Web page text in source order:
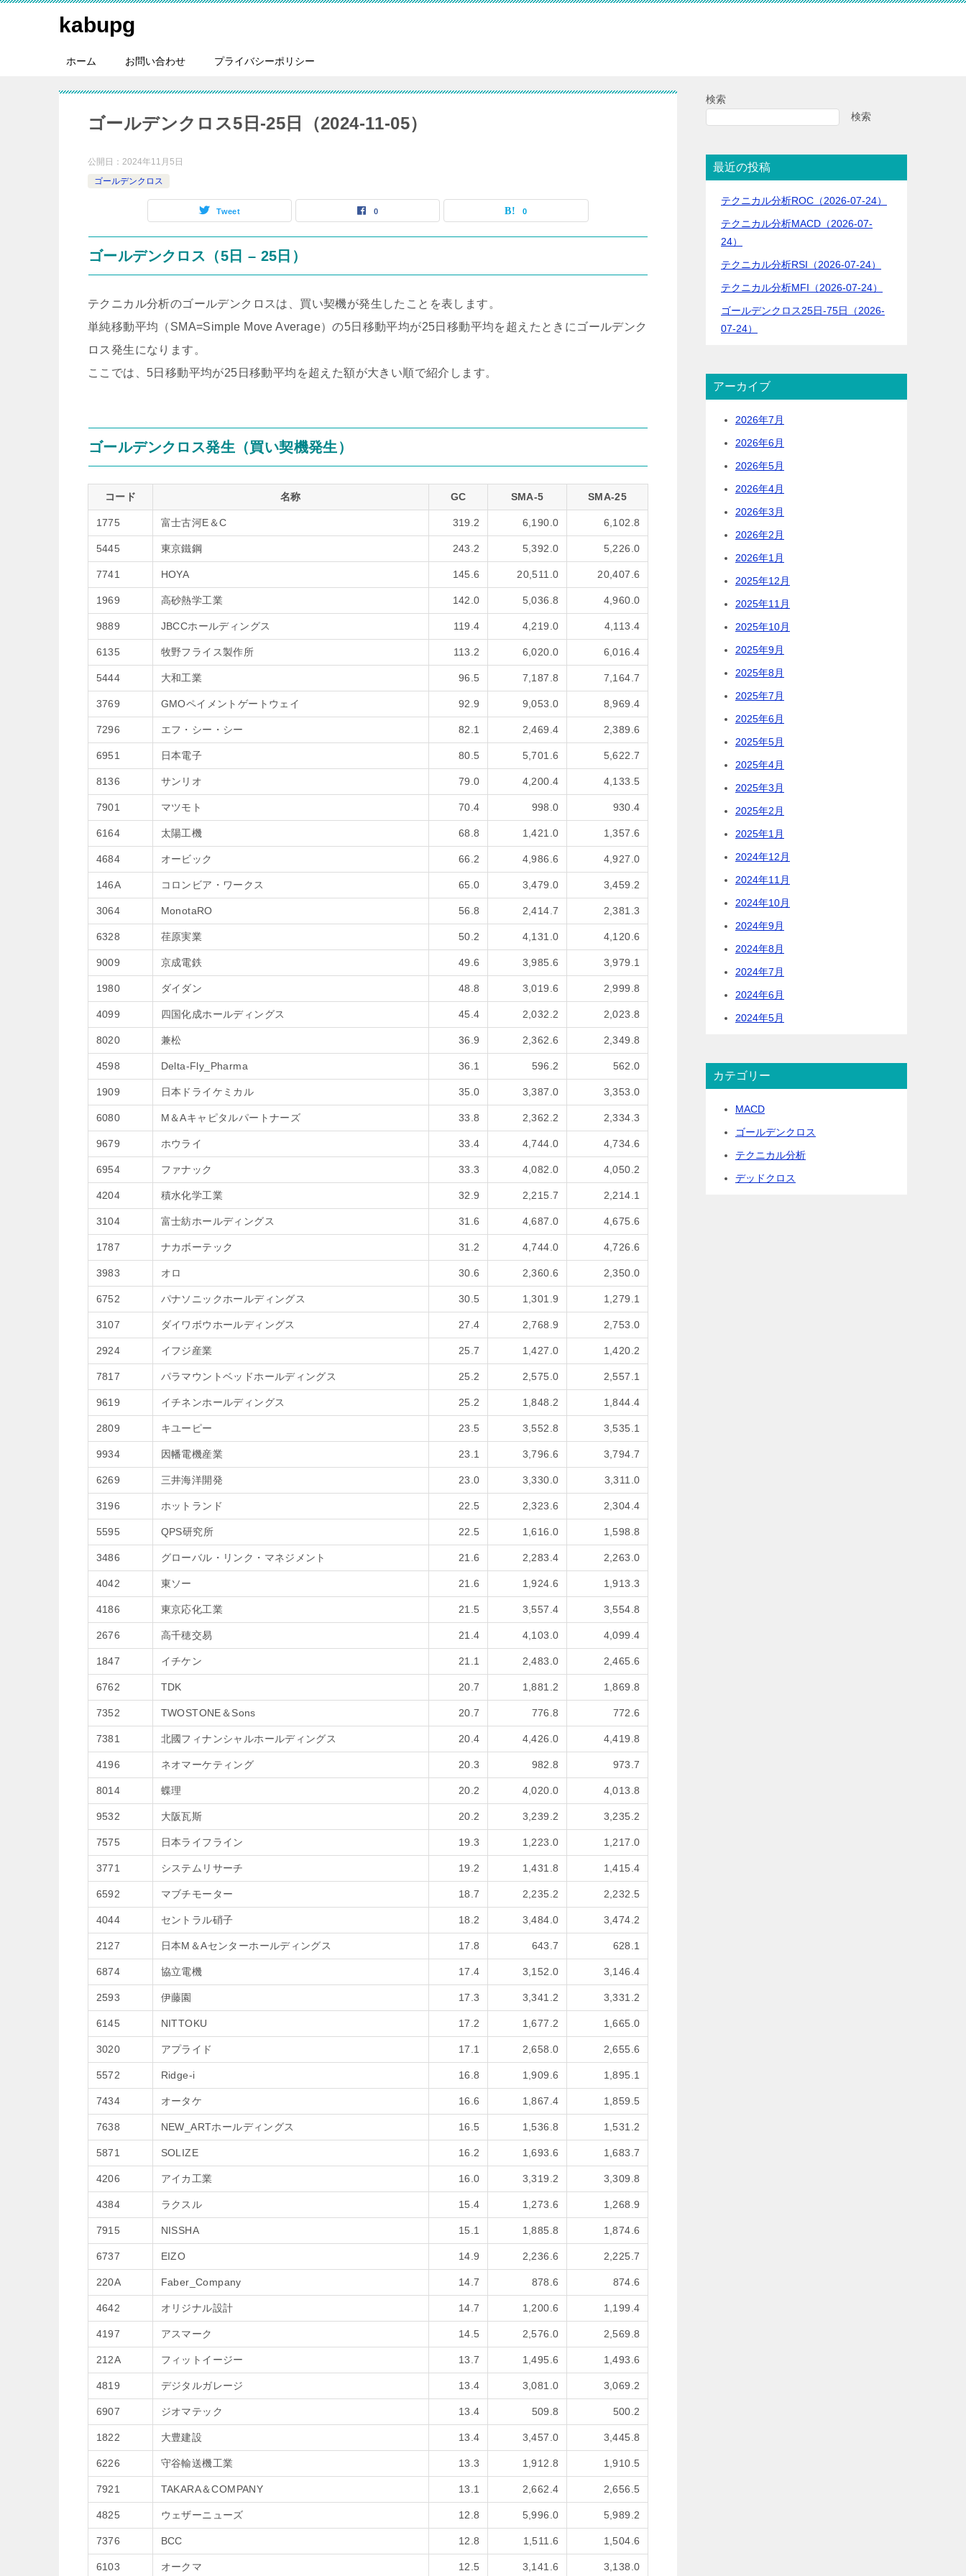
kabupg
ホーム お問い合わせ プライバシーポリシー
ゴールデンクロス5日-25日（2024-11-05）
公開日： 2024年11月5日
ゴールデンクロス
Tweet 0 0
ゴールデンクロス（5日 – 25日）
テクニカル分析のゴールデンクロスは、買い契機が発生したことを表します。
単純移動平均（SMA=Simple Move Average）の5日移動平均が25日移動平均を超えたときにゴールデンク
ロス発生になります。
ここでは、5日移動平均が25日移動平均を超えた額が大きい順で紹介します。
ゴールデンクロス発生（買い契機発生）
コード 名称 GC SMA-5 SMA-25
1775 富士古河E＆C 319.2 6,190.0 6,102.8
5445 東京鐵鋼 243.2 5,392.0 5,226.0
7741 HOYA 145.6 20,511.0 20,407.6
1969 高砂熱学工業 142.0 5,036.8 4,960.0
9889 JBCCホールディングス 119.4 4,219.0 4,113.4
6135 牧野フライス製作所 113.2 6,020.0 6,016.4
5444 大和工業 96.5 7,187.8 7,164.7
3769 GMOペイメントゲートウェイ 92.9 9,053.0 8,969.4
7296 エフ・シー・シー 82.1 2,469.4 2,389.6
6951 日本電子 80.5 5,701.6 5,622.7
8136 サンリオ 79.0 4,200.4 4,133.5
7901 マツモト 70.4 998.0 930.4
6164 太陽工機 68.8 1,421.0 1,357.6
4684 オービック 66.2 4,986.6 4,927.0
146A コロンビア・ワークス 65.0 3,479.0 3,459.2
3064 MonotaRO 56.8 2,414.7 2,381.3
6328 荏原実業 50.2 4,131.0 4,120.6
9009 京成電鉄 49.6 3,985.6 3,979.1
1980 ダイダン 48.8 3,019.6 2,999.8
4099 四国化成ホールディングス 45.4 2,032.2 2,023.8
8020 兼松 36.9 2,362.6 2,349.8
4598 Delta-Fly_Pharma 36.1 596.2 562.0
1909 日本ドライケミカル 35.0 3,387.0 3,353.0
6080 M＆Aキャピタルパートナーズ 33.8 2,362.2 2,334.3
9679 ホウライ 33.4 4,744.0 4,734.6
6954 ファナック 33.3 4,082.0 4,050.2
4204 積水化学工業 32.9 2,215.7 2,214.1
3104 富士紡ホールディングス 31.6 4,687.0 4,675.6
1787 ナカボーテック 31.2 4,744.0 4,726.6
3983 オロ 30.6 2,360.6 2,350.0
6752 パナソニックホールディングス 30.5 1,301.9 1,279.1
3107 ダイワボウホールディングス 27.4 2,768.9 2,753.0
2924 イフジ産業 25.7 1,427.0 1,420.2
7817 パラマウントベッドホールディングス 25.2 2,575.0 2,557.1
9619 イチネンホールディングス 25.2 1,848.2 1,844.4
2809 キユーピー 23.5 3,552.8 3,535.1
9934 因幡電機産業 23.1 3,796.6 3,794.7
6269 三井海洋開発 23.0 3,330.0 3,311.0
3196 ホットランド 22.5 2,323.6 2,304.4
5595 QPS研究所 22.5 1,616.0 1,598.8
3486 グローバル・リンク・マネジメント 21.6 2,283.4 2,263.0
4042 東ソー 21.6 1,924.6 1,913.3
4186 東京応化工業 21.5 3,557.4 3,554.8
2676 高千穂交易 21.4 4,103.0 4,099.4
1847 イチケン 21.1 2,483.0 2,465.6
6762 TDK 20.7 1,881.2 1,869.8
7352 TWOSTONE＆Sons 20.7 776.8 772.6
7381 北國フィナンシャルホールディングス 20.4 4,426.0 4,419.8
4196 ネオマーケティング 20.3 982.8 973.7
8014 蝶理 20.2 4,020.0 4,013.8
9532 大阪瓦斯 20.2 3,239.2 3,235.2
7575 日本ライフライン 19.3 1,223.0 1,217.0
3771 システムリサーチ 19.2 1,431.8 1,415.4
6592 マブチモーター 18.7 2,235.2 2,232.5
4044 セントラル硝子 18.2 3,484.0 3,474.2
2127 日本M＆Aセンターホールディングス 17.8 643.7 628.1
6874 協立電機 17.4 3,152.0 3,146.4
2593 伊藤園 17.3 3,341.2 3,331.2
6145 NITTOKU 17.2 1,677.2 1,665.0
3020 アプライド 17.1 2,658.0 2,655.6
5572 Ridge-i 16.8 1,909.6 1,895.1
7434 オータケ 16.6 1,867.4 1,859.5
7638 NEW_ARTホールディングス 16.5 1,536.8 1,531.2
5871 SOLIZE 16.2 1,693.6 1,683.7
4206 アイカ工業 16.0 3,319.2 3,309.8
4384 ラクスル 15.4 1,273.6 1,268.9
7915 NISSHA 15.1 1,885.8 1,874.6
6737 EIZO 14.9 2,236.6 2,225.7
220A Faber_Company 14.7 878.6 874.6
4642 オリジナル設計 14.7 1,200.6 1,199.4
4197 アスマーク 14.5 2,576.0 2,569.8
212A フィットイージー 13.7 1,495.6 1,493.6
4819 デジタルガレージ 13.4 3,081.0 3,069.2
6907 ジオマテック 13.4 509.8 500.2
1822 大豊建設 13.4 3,457.0 3,445.8
6226 守谷輸送機工業 13.3 1,912.8 1,910.5
7921 TAKARA＆COMPANY 13.1 2,662.4 2,656.5
4825 ウェザーニューズ 12.8 5,996.0 5,989.2
7376 BCC 12.8 1,511.6 1,504.6
6103 オークマ 12.5 3,141.6 3,138.0
検索
検索
最近の投稿
テクニカル分析ROC（2026-07-24）
テクニカル分析MACD（2026-07-
24）
テクニカル分析RSI（2026-07-24）
テクニカル分析MFI（2026-07-24）
ゴールデンクロス25日-75日（2026-
07-24）
アーカイブ
2026年7月
2026年6月
2026年5月
2026年4月
2026年3月
2026年2月
2026年1月
2025年12月
2025年11月
2025年10月
2025年9月
2025年8月
2025年7月
2025年6月
2025年5月
2025年4月
2025年3月
2025年2月
2025年1月
2024年12月
2024年11月
2024年10月
2024年9月
2024年8月
2024年7月
2024年6月
2024年5月
カテゴリー
MACD
ゴールデンクロス
テクニカル分析
デッドクロス